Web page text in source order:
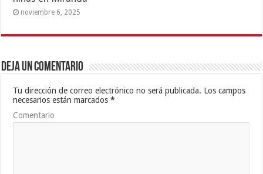
noviembre 6, 2025
Deja un comentario
Tu dirección de correo electrónico no será publicada. Los campos
necesarios están marcados*
Comentario